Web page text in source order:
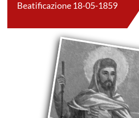
Beatificazione 18-05-1859